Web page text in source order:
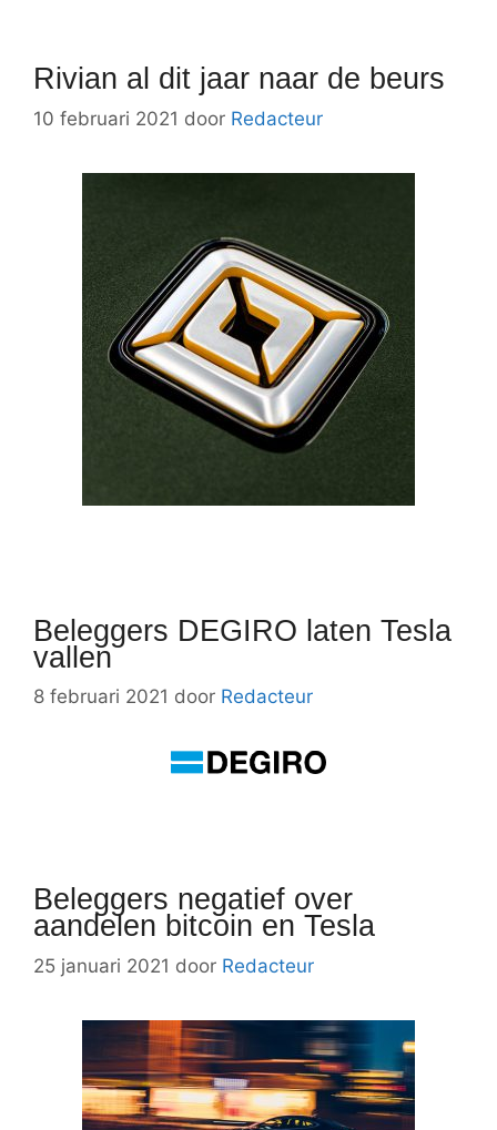
Rivian al dit jaar naar de beurs
10 februari 2021 door Redacteur
Beleggers DEGIRO laten Tesla
vallen
8 februari 2021 door Redacteur
Beleggers negatief over
aandelen bitcoin en Tesla
25 januari 2021 door Redacteur